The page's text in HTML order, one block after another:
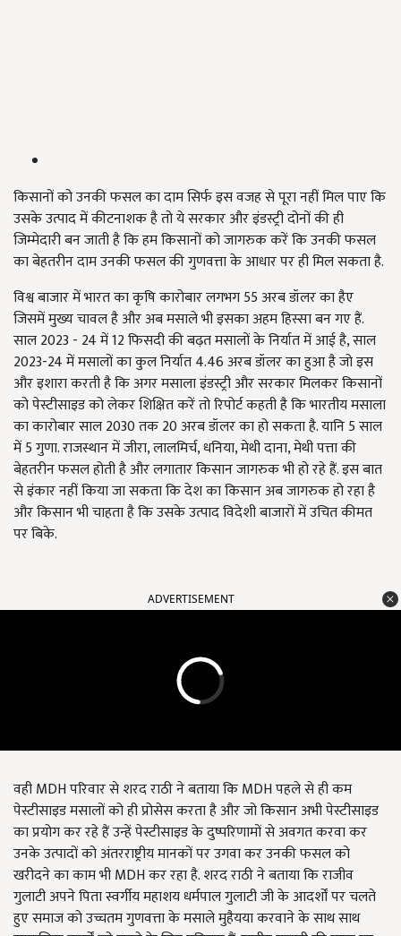
किसानों को उनकी फसल का दाम सिर्फ इस वजह से पूरा नहीं मिल पाए कि
उसके उत्पाद में कीटनाशक है तो ये सरकार और इंडस्ट्री दोनों की ही
जिम्मेदारी बन जाती है कि हम किसानों को जागरुक करें कि उनकी फसल
का बेहतरीन दाम उनकी फसल की गुणवत्ता के आधार पर ही मिल सकता है.
विश्व बाजार में भारत का कृषि कारोबार लगभग 55 अरब डॉलर का हैए
जिसमें मुख्य चावल है और अब मसाले भी इसका अहम हिस्सा बन गए हैं.
साल 2023 - 24 में 12 फिसदी की बढ़त मसालों के निर्यात में आई है, साल
2023-24 में मसालों का कुल निर्यात 4.46 अरब डॉलर का हुआ है जो इस
और इशारा करती है कि अगर मसाला इंडस्ट्री और सरकार मिलकर किसानों
को पेस्टीसाइड को लेकर शिक्षित करें तो रिपोर्ट कहती है कि भारतीय मसाला
का कारोबार साल 2030 तक 20 अरब डॉलर का हो सकता है. यानि 5 साल
में 5 गुणा. राजस्थान में जीरा, लालमिर्च, धनिया, मेथी दाना, मेथी पत्ता की
बेहतरीन फसल होती है और लगातार किसान जागरुक भी हो रहे हैं. इस बात
से इंकार नहीं किया जा सकता कि देश का किसान अब जागरुक हो रहा है
और किसान भी चाहता है कि उसके उत्पाद विदेशी बाजारों में उचित कीमत
पर बिके.
ADVERTISEMENT
वही MDH परिवार से शरद राठी ने बताया कि MDH पहले से ही कम
पेस्टीसाइड मसालों को ही प्रोसेस करता है और जो किसान अभी पेस्टीसाइड
का प्रयोग कर रहे हैं उन्हें पेस्टीसाइड के दुष्परिणामों से अवगत करवा कर
उनके उत्पादों को अंतरराष्ट्रीय मानकों पर उगवा कर उनकी फसल को
खरीदने का काम भी MDH कर रहा है. शरद राठी ने बताया कि राजीव
गुलाटी अपने पिता स्वर्गीय महाशय धर्मपाल गुलाटी जी के आदर्शों पर चलते
हुए समाज को उच्चतम गुणवत्ता के मसाले मुहैयया करवाने के साथ साथ